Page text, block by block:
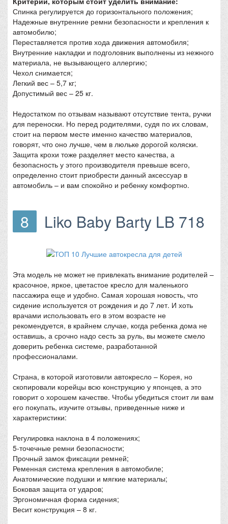
Спинка регулируется до горизонтального положения;
Надежные внутренние ремни безопасности и крепления к
автомобилю;
Переставляется против хода движения автомобиля;
Внутренние накладки и подголовник выполнены из нежного
материала, не вызывающего аллергию;
Чехол снимается;
Легкий вес – 5,7 кг;
Допустимый вес – 25 кг.
Недостатком по отзывам называют отсутствие тента, ручки
для переноски. Но перед родителями, судя по их словам,
стоит на первом месте именно качество материалов,
говорят, что оно лучше, чем в люльке дорогой коляски.
Защита крохи тоже разделяет место качества, а
безопасность у этого производителя превыше всего,
определенно стоит приобрести данный аксессуар в
автомобиль – и вам спокойно и ребенку комфортно.
8 Liko Baby Barty LB 718
Эта модель не может не привлекать внимание родителей –
красочное, яркое, цветастое кресло для маленького
пассажира еще и удобно. Самая хорошая новость, что
сидение используется от рождения и до 7 лет. И хоть
врачами использовать его в этом возрасте не
рекомендуется, в крайнем случае, когда ребенка дома не
оставишь, а срочно надо сесть за руль, вы можете смело
доверить ребенка системе, разработанной
профессионалами.
Страна, в которой изготовили автокресло – Корея, но
скопировали корейцы всю конструкцию у японцев, а это
говорит о хорошем качестве. Чтобы убедиться стоит ли вам
его покупать, изучите отзывы, приведенные ниже и
характеристики:
Регулировка наклона в 4 положениях;
5-точечные ремни безопасности;
Прочный замок фиксации ремней;
Ременная система крепления в автомобиле;
Анатомические подушки и мягкие материалы;
Боковая защита от ударов;
Эргономичная форма сидения;
Весит конструкция – 8 кг.